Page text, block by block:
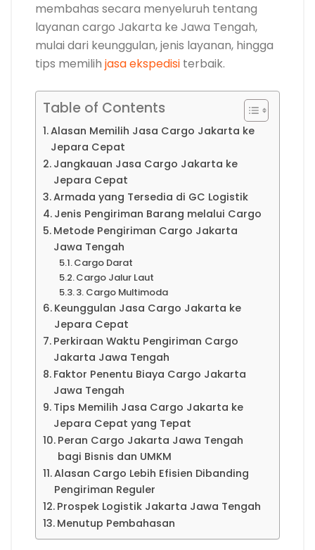
membahas secara menyeluruh tentang
layanan cargo Jakarta ke Jawa Tengah,
mulai dari keunggulan, jenis layanan, hingga
tips memilih jasa ekspedisi terbaik.
Table of Contents
Alasan Memilih Jasa Cargo Jakarta ke
Jepara Cepat
Jangkauan Jasa Cargo Jakarta ke
Jepara Cepat
Armada yang Tersedia di GC Logistik
Jenis Pengiriman Barang melalui Cargo
Metode Pengiriman Cargo Jakarta
Jawa Tengah
Cargo Darat
Cargo Jalur Laut
3. Cargo Multimoda
Keunggulan Jasa Cargo Jakarta ke
Jepara Cepat
Perkiraan Waktu Pengiriman Cargo
Jakarta Jawa Tengah
Faktor Penentu Biaya Cargo Jakarta
Jawa Tengah
Tips Memilih Jasa Cargo Jakarta ke
Jepara Cepat yang Tepat
Peran Cargo Jakarta Jawa Tengah
bagi Bisnis dan UMKM
Alasan Cargo Lebih Efisien Dibanding
Pengiriman Reguler
Prospek Logistik Jakarta Jawa Tengah
Menutup Pembahasan